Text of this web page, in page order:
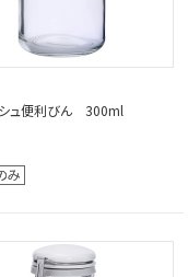
シュ便利びん 300ml